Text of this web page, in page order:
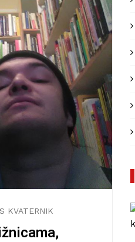
KVATERNIK Michela